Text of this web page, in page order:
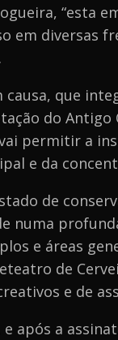
“esta
em diversas
que
do
permitir a
e da
de
numa
e áreas
de
e de
após a